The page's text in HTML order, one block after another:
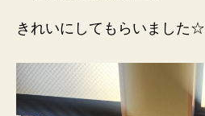
きれいにしてもらいました☆